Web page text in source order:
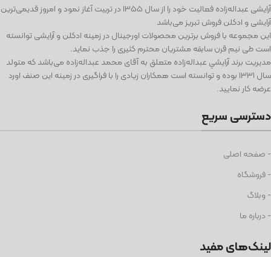
آرايشی عبداله‌زاده فعاليت خود را از سال ۱۳۵۵ در تربیت آغاز نمود و امروز قدیمی‌ترین
آرایشی و ادكلن فروش تبریز می‌باشد
این مجموعه با فروش برترین محصولات اورجینال در زمینه ادكلن و آرایشی توانسته
است طی نيم قرن سابقه مشتریان محترم كثیری را جذب نمايد.
مديريت برند آرايشي عبداله‌زاده متعلق به آقای محمد عبداله‌زاده می‌باشد كه متولد
سال ١٣٣١ بوده و توانسته است همكاران زيادی را با فراگيری در زمينه اين صنف اورد
عرضه كار نماييد.
دسترسی سریع
- صفحه اصلی
- فروشگاه
- وبلاگ
- درباره ما
لینک‌های مفید